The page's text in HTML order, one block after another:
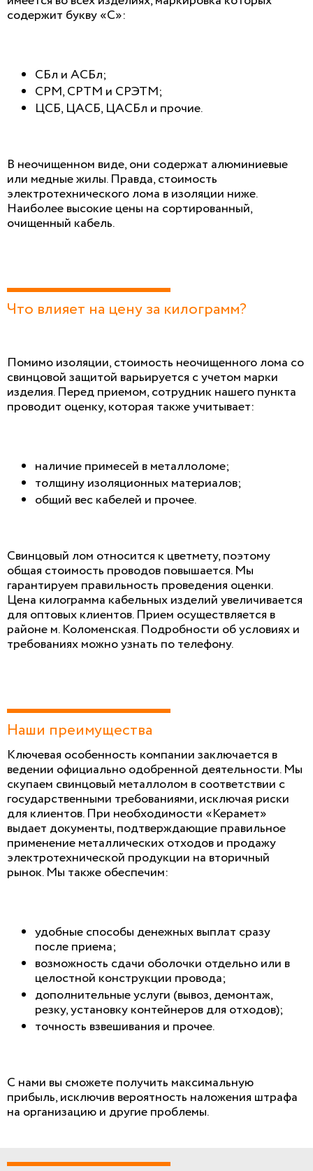
содержит букву «С»:
СБл и АСБл;
СРМ, СРТМ и СРЭТМ;
ЦСБ, ЦАСБ, ЦАСБл и прочие.
В неочищенном виде, они содержат алюминиевые
или медные жилы. Правда, стоимость
электротехнического лома в изоляции ниже.
Наиболее высокие цены на сортированный,
очищенный кабель.
Что влияет на цену за килограмм?
Помимо изоляции, стоимость неочищенного лома со
свинцовой защитой варьируется с учетом марки
изделия. Перед приемом, сотрудник нашего пункта
проводит оценку, которая также учитывает:
наличие примесей в металлоломе;
толщину изоляционных материалов;
общий вес кабелей и прочее.
Свинцовый лом относится к цветмету, поэтому
общая стоимость проводов повышается. Мы
гарантируем правильность проведения оценки.
Цена килограмма кабельных изделий увеличивается
для оптовых клиентов. Прием осуществляется в
районе м. Коломенская. Подробности об условиях и
требованиях можно узнать по телефону.
Наши преимущества
Ключевая особенность компании заключается в
ведении официально одобренной деятельности. Мы
скупаем свинцовый металлолом в соответствии с
государственными требованиями, исключая риски
для клиентов. При необходимости «Керамет»
выдает документы, подтверждающие правильное
применение металлических отходов и продажу
электротехнической продукции на вторичный
рынок. Мы также обеспечим:
удобные способы денежных выплат сразу
после приема;
возможность сдачи оболочки отдельно или в
целостной конструкции провода;
дополнительные услуги (вывоз, демонтаж,
резку, установку контейнеров для отходов);
точность взвешивания и прочее.
С нами вы сможете получить максимальную
прибыль, исключив вероятность наложения штрафа
на организацию и другие проблемы.